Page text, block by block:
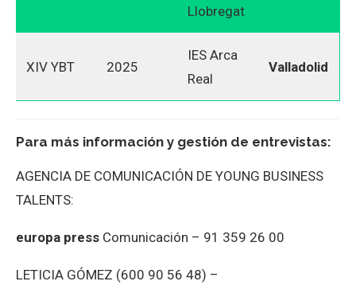
Llobregat
XIV YBT 2025
IES Arca
Real
Valladolid
Para más información y gestión de entrevistas:
AGENCIA DE COMUNICACIÓN DE YOUNG BUSINESS
TALENTS:
europa press Comunicación – 91 359 26 00
LETICIA GÓMEZ (600 90 56 48) –